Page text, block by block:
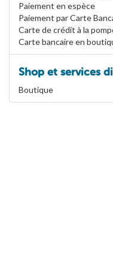
Paiement en espèce
Paiement par Carte
Carte de crédit à la
Carte bancaire en
Shop et services
Boutique